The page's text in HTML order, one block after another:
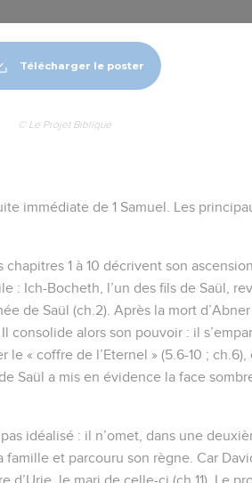
Télécharger le poster
© Le Projet Biblique
immédiate de 1 Samuel. Les
1 à 10 décrivent son
: Ich-Bocheth, l’un des fils de Saül,
de Saül (ch.2). Après la mort d’Abner
consolide alors son pouvoir : il
« coffre de l’Eternel » (5.6-10 ;
de Saül a mis en évidence la face
idéalisé : il n’omet, dans une
et parcouru son règne. Car
d’Urie, le mari de celle-ci (ch.11). Le